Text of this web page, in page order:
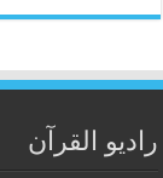
راديو القرآن